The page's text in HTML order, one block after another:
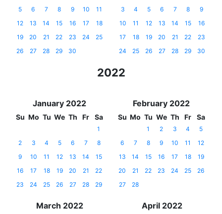
5
6 7 8 9 10
11
12
13 14 15 16 17
18
19
20 21 22 23 24
25
26
27 28 29 30
3
4 5 6 7 8
9
10
11 12 13 14 15
16
17
18 19 20 21 22
23
24
25 26 27 28 29 30
2022
January 2022
Su Mo Tu We Th Fr Sa
1
2
3 4 5 6 7
8
9
10 11 12 13 14
15
16
17 18 19 20 21
22
23
24 25 26 27 28 29
February 2022
Su Mo Tu We Th Fr Sa
1 2 3 4
5
6
7 8 9 10 11
12
13
14 15 16 17 18
19
20
21 22 23 24 25
26
27
28
March 2022 April 2022